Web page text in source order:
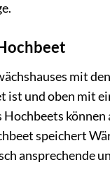
mit
und oben mit
speichert
ansprechende